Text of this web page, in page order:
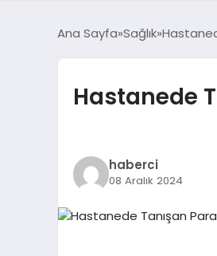
Ana Sayfa Sağlık
Hastanede
haberci
08 Aralık 2024